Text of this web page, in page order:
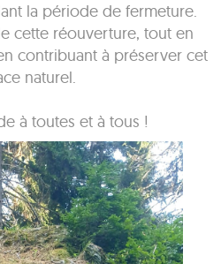
la période de fermeture.
cette réouverture, tout en
contribuant à préserver cet
naturel.
à toutes et à tous !